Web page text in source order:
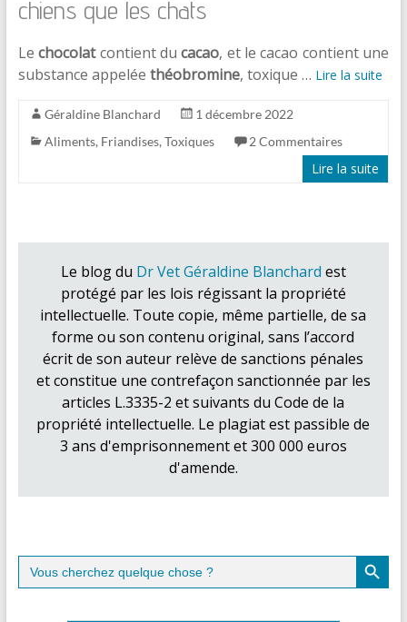
chiens que les chats
Lechocolatcontient ducacao, et le cacao contient une
substance appelée théobromine, toxique … Lire la suite
Géraldine Blanchard
1 décembre 2022
Aliments, Friandises, Toxiques 2 Commentaires
Lire la suite
Le blog du Dr Vet Géraldine Blanchard est
protégé par les lois régissant la propriété
intellectuelle. Toute copie, même partielle, de sa
forme ou son contenu original, sans l’accord
écrit de son auteur relève de sanctions pénales
et constitue une contrefaçon sanctionnée par les
articles L.3335-2 et suivants du Code de la
propriété intellectuelle. Le plagiat est passible de
3 ans d'emprisonnement et 300 000 euros
d'amende.
Search
for:
Search Button